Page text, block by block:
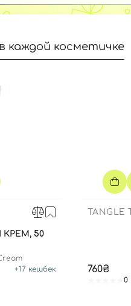
каждой косметичке
50
+17 кешбек
TANGLE
760₴
0